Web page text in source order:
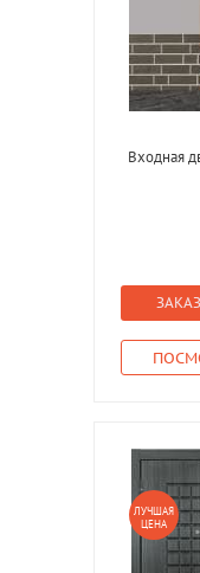
Входная
ЛУЧШАЯ
ЦЕНА